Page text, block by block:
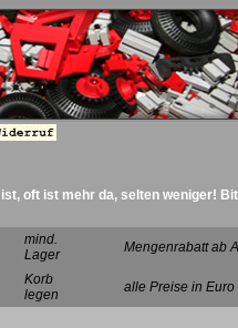
oft ist mehr da, selten weniger!
mind.
Lager
Mengenrabatt ab
Korb
legen
alle Preise in Euro